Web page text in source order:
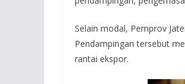
Selain modal, Pemprov
Pendampingan tersebut
rantai ekspor.